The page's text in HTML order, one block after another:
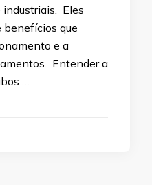
Eles
benefícios que
e a
Entender a
…